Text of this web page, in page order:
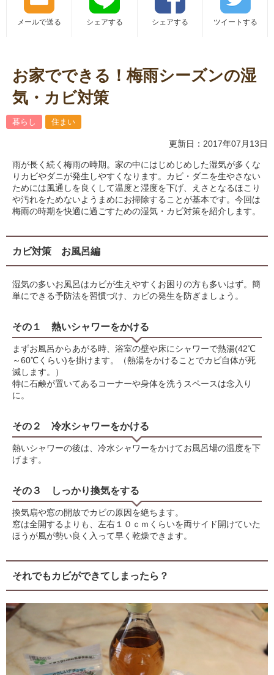
メールで送る シェアする シェアする ツイートする
お家でできる！梅雨シーズンの湿
気・カビ対策
暮らし 住まい
更新日：2017年07月13日
雨が長く続く梅雨の時期。家の中にはじめじめした湿気が多くな
りカビやダニが発生しやすくなります。カビ・ダニを生やさない
ためには風通しを良くして温度と湿度を下げ、えさとなるほこり
や汚れをためないようまめにお掃除することが基本です。今回は
梅雨の時期を快適に過ごすための湿気・カビ対策を紹介します。
カビ対策 お風呂編
湿気の多いお風呂はカビが生えやすくお困りの方も多いはず。簡
単にできる予防法を習慣づけ、カビの発生を防ぎましょう。
その１ 熱いシャワーをかける
まずお風呂からあがる時、浴室の壁や床にシャワーで熱湯(42℃
～60℃くらい)を掛けます。（熱湯をかけることでカビ自体が死
滅します。）
特に石鹸が置いてあるコーナーや身体を洗うスペースは念入り
に。
その２ 冷水シャワーをかける
熱いシャワーの後は、冷水シャワーをかけてお風呂場の温度を下
げます。
その３ しっかり換気をする
換気扇や窓の開放でカビの原因を絶ちます。
窓は全開するよりも、左右１０ｃｍくらいを両サイド開けていた
ほうが風が勢い良く入って早く乾燥できます。
それでもカビができてしまったら？